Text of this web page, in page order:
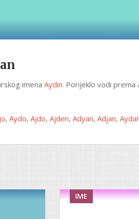
imena Aydin. Porijeklo vodi prema
, Aydo, Ajdo, Ajden, Adyan, Adjan,
IME